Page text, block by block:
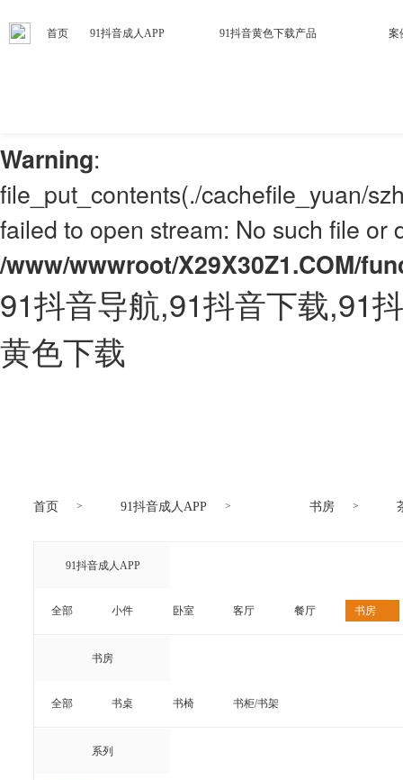
Warning
Warning:
file_put_contents(./cachefile_yuan/
failed to open stream: No such file or
/www/wwwroot/X29X30Z1.COM/
91抖音导航,91抖音下载,91
黄色下载
首页 91抖音成人APP 91抖音黄色下载产品 案
首页 91抖音成人APP 书房
91抖音成人APP
全部 小件 卧室 客厅 餐厅 书房
书房
全部 书桌 书椅 书柜/书架
系列